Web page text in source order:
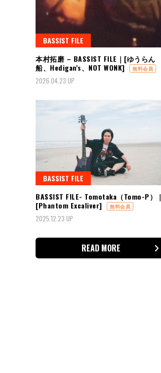
BASSIST FILE
本村拓磨 – BASSIST FILE｜[ゆうらん
船、Hedigan's、NOT WONK]
無料会員
2026.04.23 UP
BASSIST FILE
BASSIST FILE- Tomotaka（Tomo-P）｜
[Phantom Excaliver]
無料会員
2025.12.23 UP
READ MORE